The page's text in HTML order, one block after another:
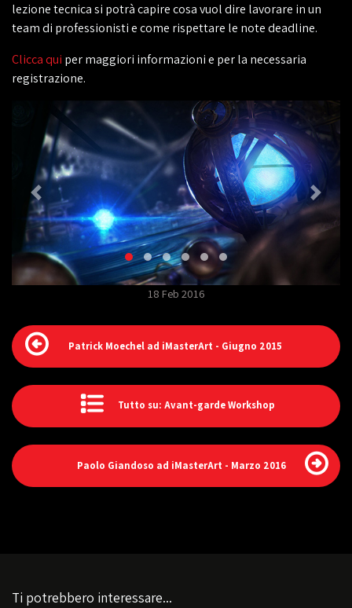
lezione tecnica si potrà capire cosa vuol dire lavorare in un
team di professionisti e come rispettare le note deadline.
Clicca qui per maggiori informazioni e per la necessaria
registrazione.
18 Feb 2016
Patrick Moechel ad iMasterArt - Giugno 2015
Tutto su: Avant-garde Workshop
Paolo Giandoso ad iMasterArt - Marzo 2016
Ti potrebbero interessare...